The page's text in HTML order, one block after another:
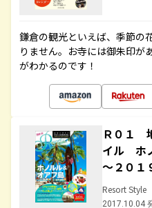
鎌倉の観光といえば、季節の
りません。お寺には御朱印が
がわかるのです！
Ｒ０１
イル ホ
～２０１
Resort Style
2017.10.04